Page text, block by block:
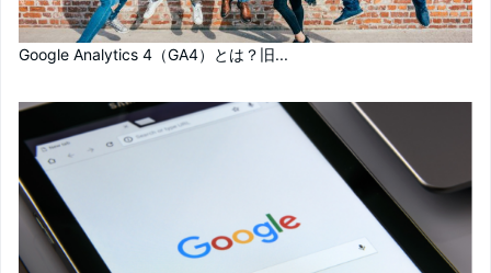
Google Analytics 4（GA4）とは？旧...